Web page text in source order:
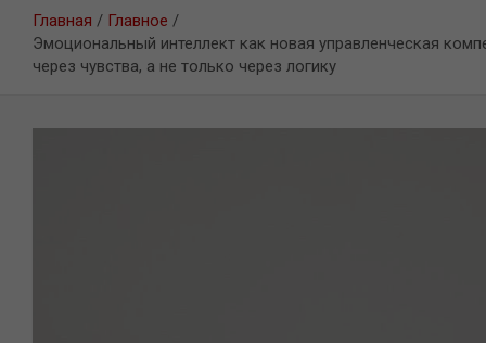
Главная
Главное
Эмоциональный интеллект как новая управленческая
через чувства, а не только через логику